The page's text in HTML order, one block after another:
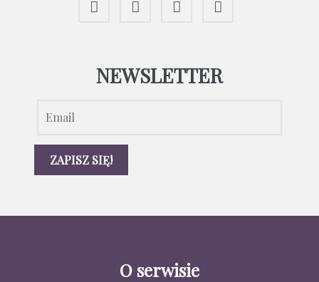
NEWSLETTER
O serwisie